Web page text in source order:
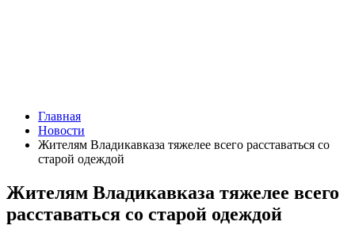
Главная
Новости
Жителям Владикавказа тяжелее всего расставаться со
старой одеждой
Жителям Владикавказа тяжелее всего
расставаться со старой одеждой